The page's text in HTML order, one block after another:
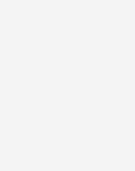
mit dem BM